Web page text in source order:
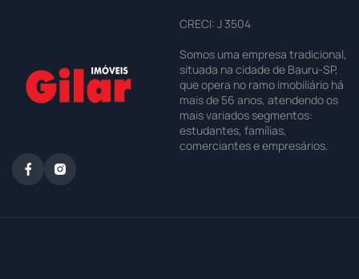
CRECI: J 3504
Somos uma empresa tradicional,
situada na cidade de Bauru-SP,
que opera no ramo imobiliário há
mais de 56 anos, atendendo os
mais variados segmentos:
estudantes, famílias,
comerciantes e empresários.